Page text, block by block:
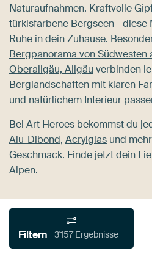
Naturaufnahmen. Kraftvolle
türkisfarbene Bergseen - diese
Ruhe in dein Zuhause.
Bergpanorama von Südwesten
Oberallgäu, Allgäu verbinden
Berglandschaften mit klaren
und natürlichem Interieur
Bei Art Heroes bekommst du
Alu-Dibond, Acrylglas und
Geschmack. Finde jetzt dein
Alpen.
Filtern 3'157 Ergebnisse